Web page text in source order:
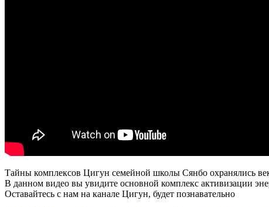
Тайны комплексов Цигун семейной школы Сянбо охранялись
В данном видео вы увидите основной комплекс активизации
Оставайтесь с нам на канале Цигун, будет познавательно